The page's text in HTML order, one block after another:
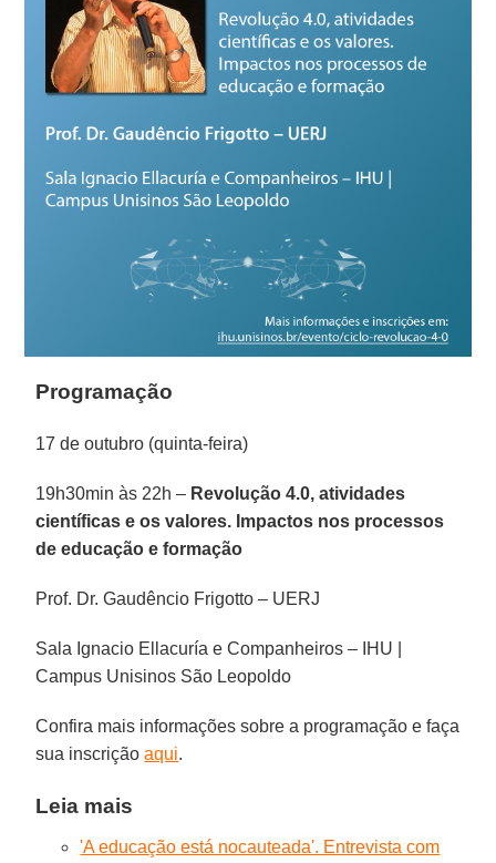
Programação
17 de outubro (quinta-feira)
19h30min às 22h – Revolução 4.0, atividades
científicas e os valores. Impactos nos processos
de educação e formação
Prof. Dr. Gaudêncio Frigotto – UERJ
Sala Ignacio Ellacuría e Companheiros – IHU |
Campus Unisinos São Leopoldo
Confira mais informações sobre a programação e faça
sua inscriçãoaqui.
Leia mais
'A educação está nocauteada'. Entrevista com